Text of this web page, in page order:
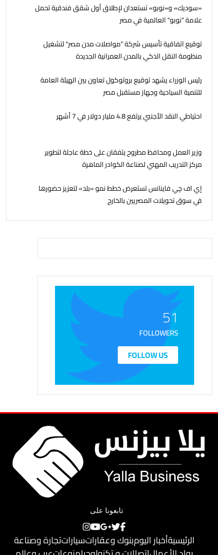
«سوديك» و«نوبو» تستعدان لإطلاق أول شقق فندقية تحمل
علامة "نوبو" العالمية في مصر
توقيع اتفاقية تأسيس شركة "مواصلات مدن مصر" لتشغيل
منظومة النقل الذكي بالمدن العمرانية الجديدة
رئيس الوزراء يشهد توقيع بروتوكول تعاون بين الهيئة العامة
للتنمية السياحية وجهاز مستقبل مصر
احتياطي النقد الأجنبي يرتفع 4.8 مليار دولار في 7 أشهر
وزير العمل ومحافظ مطروح يتفقان على خطة عاجلة لتطوير
مركز التدريب المهني لصناعة الكوادر الماهرة
إي اف چي فاينانس تستعرض خطط نمو «بلد» لتعزيز حضورها
في سوق تحويلات المصريين بالخارج
51
FOLLOWERS
FOLLOW US
تابعونا على
الرئيسيةأخبار اليومبنوك وعقاراتسياراتتجارة وصناعة